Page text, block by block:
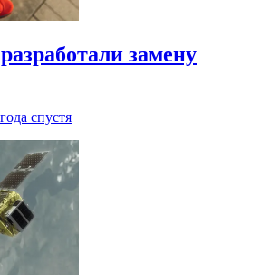
замену
спустя